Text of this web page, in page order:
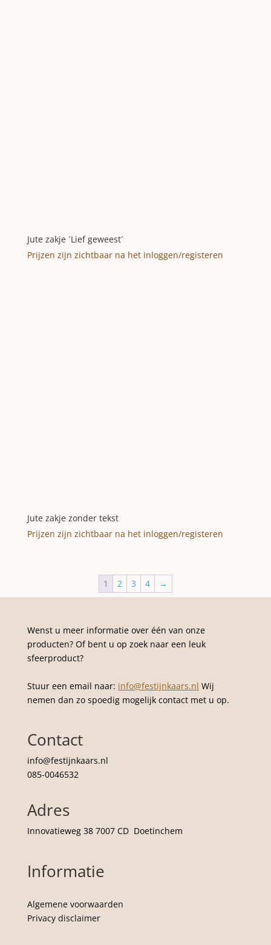
Jute zakje ´Lief geweest´
Prijzen zijn zichtbaar na het inloggen/registeren
Jute zakje zonder tekst
Prijzen zijn zichtbaar na het inloggen/registeren
1 2 3 4 →
Wenst u meer informatie over één van onze
producten? Of bent u op zoek naar een leuk
sfeerproduct?
Stuur een email naar: info@festijnkaars.nl Wij
nemen dan zo spoedig mogelijk contact met u op.
Contact
info@festijnkaars.nl
085-0046532
Adres
Innovatieweg 38 7007 CD Doetinchem
Informatie
Algemene voorwaarden
Privacy disclaimer